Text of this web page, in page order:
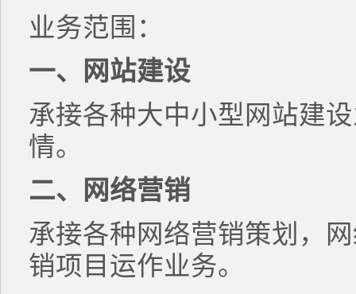
业务范围：
一、网站建设
承接各种大中小型网站建
情。
二、网络营销
承接各种网络营销策划，
销项目运作业务。